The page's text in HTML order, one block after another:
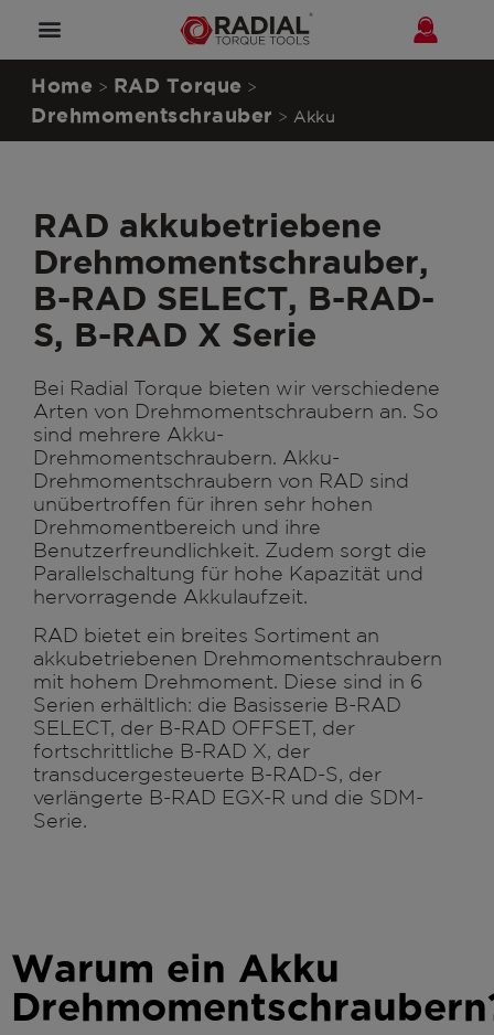
Home > RAD Torque >
Drehmomentschrauber > Akku
RAD akkubetriebene
Drehmomentschrauber,
B-RAD SELECT, B-RAD-
S, B-RAD X Serie
Bei Radial Torque bieten wir verschiedene
Arten von Drehmomentschraubern an. So
sind mehrere Akku-
Drehmomentschraubern. Akku-
Drehmomentschraubern von RAD sind
unübertroffen für ihren sehr hohen
Drehmomentbereich und ihre
Benutzerfreundlichkeit. Zudem sorgt die
Parallelschaltung für hohe Kapazität und
hervorragende Akkulaufzeit.
RAD bietet ein breites Sortiment an
akkubetriebenen Drehmomentschraubern
mit hohem Drehmoment. Diese sind in 6
Serien erhältlich: die Basisserie B-RAD
SELECT, der B-RAD OFFSET, der
fortschrittliche B-RAD X, der
transducergesteuerte B-RAD-S, der
verlängerte B-RAD EGX-R und die SDM-
Serie.
Warum ein Akku